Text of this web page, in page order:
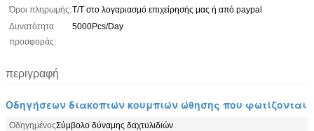
Όροι πληρωμής:T/T στο λογαριασμό επιχείρησής μας ή από paypal
Δυνατότητα
προσφοράς:
5000Pcs/Day
περιγραφή
Οδηγήσεων διακοπτών κουμπιών ώθησης που φωτίζονται
ΟδηγημένοςΣύμβολο δύναμης δαχτυλιδιών